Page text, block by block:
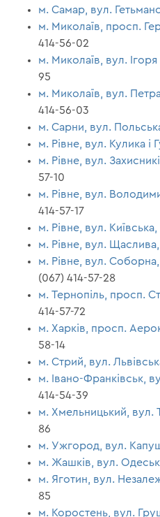
м. Самар, вул.
м. Миколаїв, просп.
414-56-02
м. Миколаїв, вул. Ігоря
95
м. Миколаїв, вул.
414-56-03
м. Сарни, вул.
м. Рівне, вул. Кулика і
м. Рівне, вул.
57-10
м. Рівне, вул.
414-57-17
м. Рівне, вул. Київська,
м. Рівне, вул. Щаслива,
м. Рівне, вул.
(067) 414-57-28
м. Тернопіль, просп.
414-57-72
м. Харків, просп.
58-14
м. Стрий, вул.
м. Івано-Франківськ,
414-54-39
м. Хмельницький, вул.
86
м. Ужгород, вул.
м. Жашків, вул.
м. Яготин, вул.
85
м. Коростень, вул.